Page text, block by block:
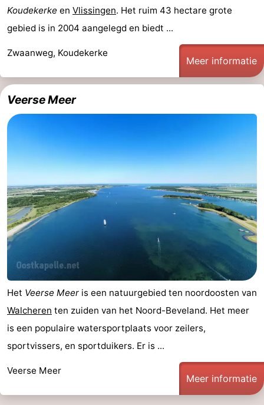
Koudekerke en Vlissingen. Het ruim 43 hectare grote
gebied is in 2004 aangelegd en biedt ...
Zwaanweg, Koudekerke
Meer informatie
Veerse Meer
Het Veerse Meer is een natuurgebied ten noordoosten van
Walcheren ten zuiden van het Noord-Beveland. Het meer
is een populaire watersportplaats voor zeilers,
sportvissers, en sportduikers. Er is ...
Veerse Meer
Meer informatie